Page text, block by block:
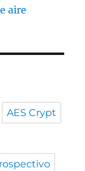
aire
AES Crypt